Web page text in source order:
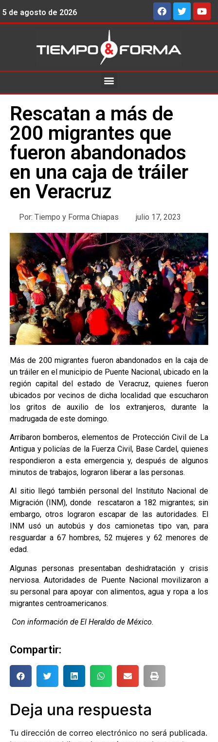
5 de agosto de 2026
Rescatan a más de
200 migrantes que
fueron abandonados
en una caja de tráiler
en Veracruz
Por: Tiempo y Forma Chiapas julio 17, 2023
Más de 200 migrantes fueron abandonados en la caja de
un tráiler en el municipio de Puente Nacional, ubicado en la
región capital del estado de Veracruz, quienes fueron
ubicados por vecinos de dicha localidad que escucharon
los gritos de auxilio de los extranjeros, durante la
madrugada de este domingo.
Arribaron bomberos, elementos de Protección Civil de La
Antigua y policías de la Fuerza Civil, Base Cardel, quienes
respondieron a esta emergencia y, después de algunos
minutos de trabajos, lograron liberar a las personas.
Al sitio llegó también personal del Instituto Nacional de
Migración (INM), donde rescataron a 182 migrantes; sin
embargo, otros lograron escapar de las autoridades. El
INM usó un autobús y dos camionetas tipo van, para
resguardar a 67 hombres, 52 mujeres y 62 menores de
edad.
Algunas personas presentaban deshidratación y crisis
nerviosa. Autoridades de Puente Nacional movilizaron a
su personal para apoyar con alimentos, agua y ropa a los
migrantes centroamericanos.
Con información de El Heraldo de México.
Compartir:
Deja una respuesta
Tu dirección de correo electrónico no será publicada.